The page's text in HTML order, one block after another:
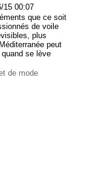
15 00:07
que ce soit
de voile
plus
peut
se lève
de mode